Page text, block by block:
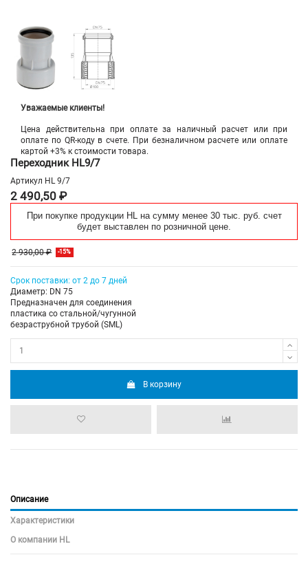
Уважаемые клиенты!
Цена действительна при оплате за наличный расчет или при
оплате по QR-коду в счете. При безналичном расчете или оплате
картой +3% к стоимости товара.
Переходник HL9/7
Артикул HL 9/7
2 490,50 ₽
При покупке продукции HL на сумму менее 30 тыс. руб. счет
будет выставлен по розничной цене.
2 930,00 ₽ -15%
Срок поставки: от 2 до 7 дней
Диаметр: DN 75
Предназначен для соединения
пластика со стальной/чугунной
безраструбной трубой (SML)
В корзину
Описание
Характеристики
О компании HL